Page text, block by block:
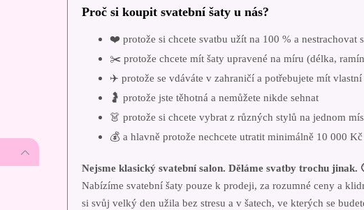
Proč si koupit svatební šaty u nás?
❤️ protože si chcete svatbu užít na 100 % a nestrachovat
✂️ protože chcete mít šaty upravené na míru (délka,
✈️ protože se vdáváte v zahraničí a potřebujete mít vlastní
🤰 protože jste těhotná a nemůžete nikde sehnat
👗 protože si chcete vybrat z různých stylů na jednom
💰 a hlavně protože nechcete utratit minimálně 10 000
Nejsme klasický svatební salon. Děláme svatby trochu jinak.
Nabízíme svatební šaty pouze k prodeji, za rozumné ceny a
si svůj velký den užila bez stresu a v šatech, ve kterých se